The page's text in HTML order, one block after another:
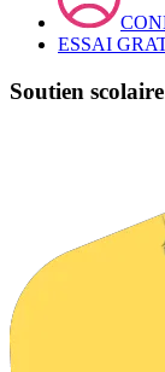
ESSAI
Soutien